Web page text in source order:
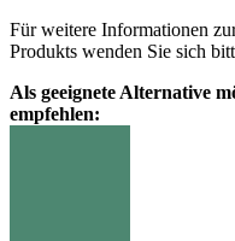
Für weitere Informationen
Produkts wenden Sie sich
Als geeignete Alternative
empfehlen: